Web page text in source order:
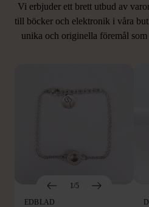
Vi erbjuder ett brett utbud av
till böcker och elektronik i våra
unika och originella föremål
LIKNANDE
Hitta produkter som
1/5
EDBLAD